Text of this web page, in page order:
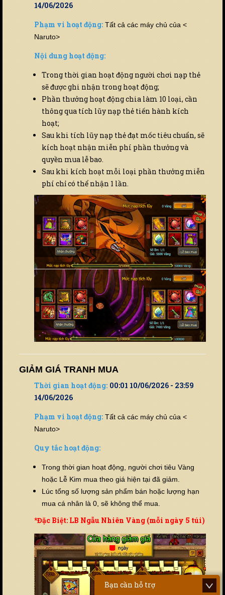
14/06/2026
Phạm vi hoạt động: Tất cả các máy chủ của <
Naruto>
Nội dung hoạt động:
Trong thời gian hoạt động người chơi nạp thẻ
sẽ được ghi nhận trong hoạt động;
Phần thưởng hoạt động chia làm 10 loại, cần
thông qua tích lũy nạp thẻ tiến hành kích
hoạt;
Sau khi tích lũy nạp thẻ đạt mốc tiêu chuẩn, sẽ
kích hoạt nhận miễn phí phần thưởng và
quyền mua lễ bao.
Sau khi kích hoạt mỗi loại phần thưởng miễn
phí chỉ có thể nhận 1 lần.
GIẢM GIÁ TRANH MUA
Thời gian hoạt động: 00:01 10/06/2026 - 23:59
14/06/2026
Phạm vi hoạt động: Tất cả các máy chủ của <
Naruto>
Quy tắc hoạt động:
Trong thời gian hoạt động, người chơi tiêu Vàng
hoặc Lễ Kim mua theo giá hiện tại đã giảm.
Lúc tổng số lượng sản phẩm bán hoặc lượng hạn
mua cá nhân là 0, sẽ không thể mua.
*Đặc Biệt: LB Ngẫu Nhiên Vàng (mỗi ngày 5 túi)
Bạn cần hỗ trợ